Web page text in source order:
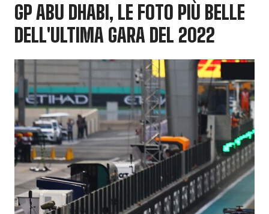
GP ABU DHABI, LE FOTO PIÙ BELLE
DELL'ULTIMA GARA DEL 2022